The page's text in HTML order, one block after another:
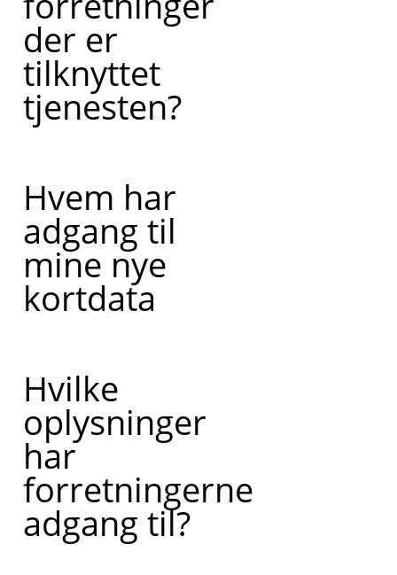
der er
tilknyttet
tjenesten?
Hvem har
adgang til
mine nye
kortdata
Hvilke
oplysninger
har
forretningerne
adgang til?